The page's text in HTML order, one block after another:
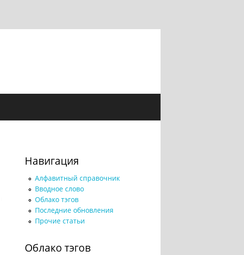
Навигация
Алфавитный справочник
Вводное слово
Облако тэгов
Последние обновления
Прочие статьи
Облако тэгов